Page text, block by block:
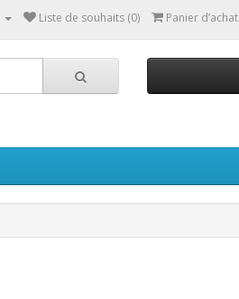
Liste de souhaits (0) Panier d’achat